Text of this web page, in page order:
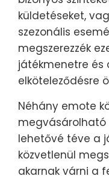
küldetéseket,
szezonális
megszerezzék
játékmenetre
elköteleződésre
Néhány emote
lehetővé téve a
közvetlenül
akarnak várni a